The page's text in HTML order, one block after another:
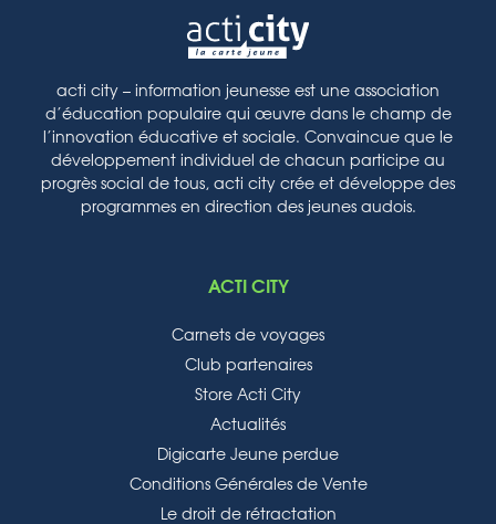
acti city – information jeunesse est une association
d’éducation populaire qui œuvre dans le champ de
l’innovation éducative et sociale. Convaincue que le
développement individuel de chacun participe au
progrès social de tous, acti city crée et développe des
programmes en direction des jeunes audois.
ACTI CITY
Carnets de voyages
Club partenaires
Store Acti City
Actualités
Digicarte Jeune perdue
Conditions Générales de Vente
Le droit de rétractation